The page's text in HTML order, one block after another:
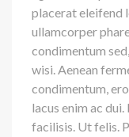
placerat eleifend
ullamcorper
condimentum
wisi. Aenean
condimentum,
lacus enim ac
facilisis. Ut felis.